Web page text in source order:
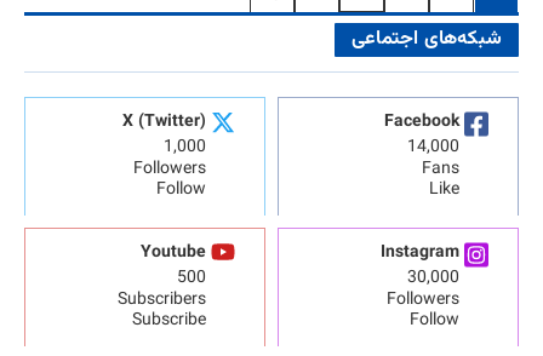
شبکه‌های اجتماعی
Facebook
14,000
Fans
Like
X (Twitter)
1,000
Followers
Follow
Instagram
30,000
Followers
Follow
Youtube
500
Subscribers
Subscribe